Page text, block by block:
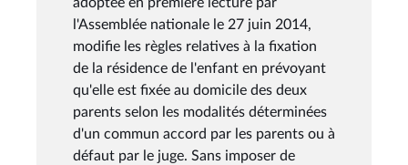
l'Assemblée nationale le 27 juin 2014,
modifie les règles relatives à la fixation
de la résidence de l'enfant en prévoyant
qu'elle est fixée au domicile des deux
parents selon les modalités déterminées
d'un commun accord par les parents ou à
défaut par le juge. Sans imposer de